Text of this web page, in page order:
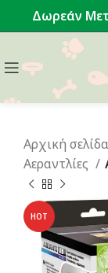
Δωρεάν
Αρχική σελίδα
Αεραντλίες
HOT